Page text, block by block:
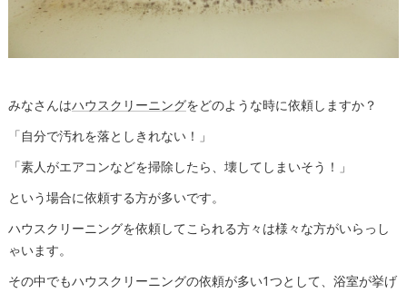
みなさんはハウスクリーニングをどのような時に依頼しますか？
「自分で汚れを落としきれない！」
「素人がエアコンなどを掃除したら、壊してしまいそう！」
という場合に依頼する方が多いです。
ハウスクリーニングを依頼してこられる方々は様々な方がいらっし
ゃいます。
その中でもハウスクリーニングの依頼が多い1つとして、浴室が挙げ